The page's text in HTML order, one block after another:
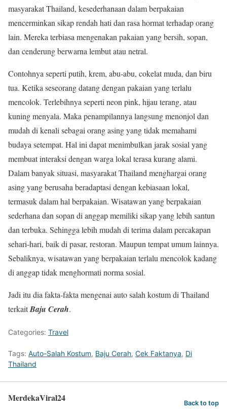
masyarakat Thailand, kesederhanaan dalam berpakaian
mencerminkan sikap rendah hati dan rasa hormat terhadap orang
lain. Mereka terbiasa mengenakan pakaian yang bersih, sopan,
dan cenderung berwarna lembut atau netral.
Contohnya seperti putih, krem, abu-abu, cokelat muda, dan biru
tua. Ketika seseorang datang dengan pakaian yang terlalu
mencolok. Terlebihnya seperti neon pink, hijau terang, atau
kuning menyala. Maka penampilannya langsung menonjol dan
mudah di kenali sebagai orang asing yang tidak memahami
budaya setempat. Hal ini dapat menimbulkan jarak sosial yang
membuat interaksi dengan warga lokal terasa kurang alami.
Dalam banyak situasi, masyarakat Thailand menghargai orang
asing yang berusaha beradaptasi dengan kebiasaan lokal,
termasuk dalam hal berpakaian. Wisatawan yang berpakaian
sederhana dan sopan di anggap memiliki sikap yang lebih santun
dan terbuka. Sehingga lebih mudah di terima dalam percakapan
sehari-hari, baik di pasar, restoran. Maupun tempat umum lainnya.
Sebaliknya, wisatawan yang berpakaian terlalu mencolok kadang
di anggap tidak menghormati norma sosial.
Jadi itu dia fakta-fakta mengenai auto salah kostum di Thailand
terkaitBaju Cerah.
Categories: Travel
Tags: Auto-Salah Kostum, Baju Cerah, Cek Faktanya, Di
Thailand
MerdekaViral24 Back to top